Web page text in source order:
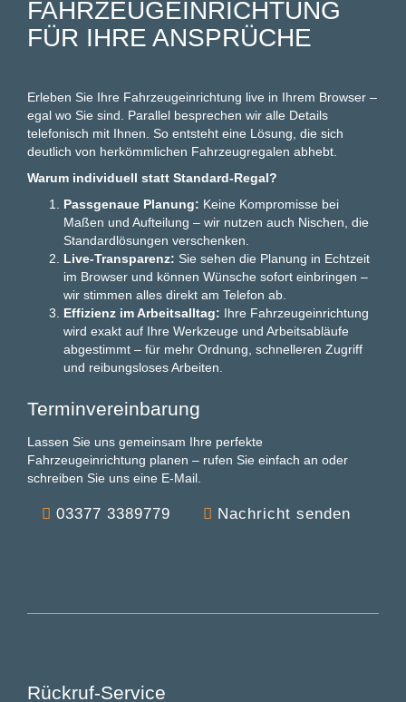
AHRZEUGEINRICHTUNG F
ÜR IHRE ANSPRÜCHE
Erleben Sie Ihre Fahrzeugeinrichtung live in Ihrem Browser –
egal wo Sie sind. Parallel besprechen wir alle Details
telefonisch mit Ihnen. So entsteht eine Lösung, die sich
deutlich von herkömmlichen Fahrzeugregalen abhebt.
Warum individuell statt Standard-Regal?
Passgenaue Planung: Keine Kompromisse bei
Maßen und Aufteilung – wir nutzen auch Nischen, die
Standardlösungen verschenken.
Live-Transparenz: Sie sehen die Planung in Echtzeit
im Browser und können Wünsche sofort einbringen –
wir stimmen alles direkt am Telefon ab.
Effizienz im Arbeitsalltag: Ihre Fahrzeugeinrichtung
wird exakt auf Ihre Werkzeuge und Arbeitsabläufe
abgestimmt – für mehr Ordnung, schnelleren Zugriff
und reibungsloses Arbeiten.
Terminvereinbarung
Lassen Sie uns gemeinsam Ihre perfekte
Fahrzeugeinrichtung planen – rufen Sie einfach an oder
schreiben Sie uns eine E-Mail.
03377 3389779 Nachricht senden
Rückruf-Service